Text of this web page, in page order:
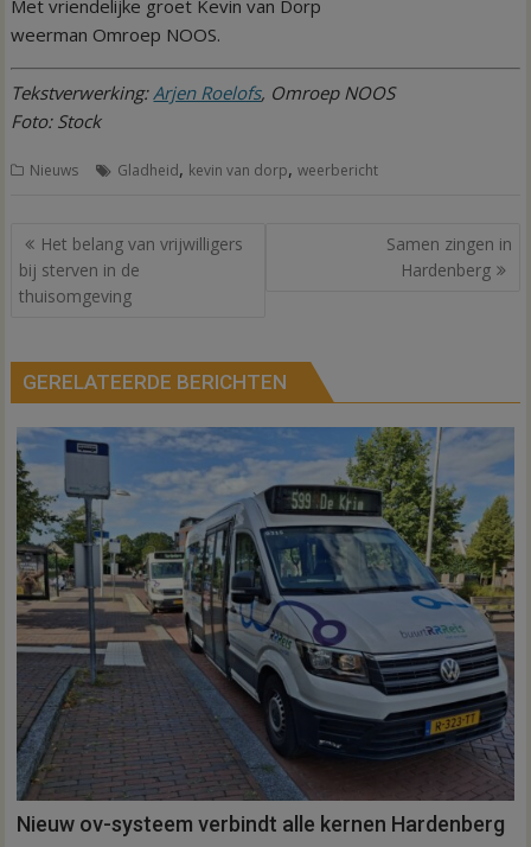
Met vriendelijke groet Kevin van Dorp
weerman Omroep NOOS.
Tekstverwerking:Arjen Roelofs, Omroep NOOS
Foto: Stock
Nieuws Gladheid, kevin van dorp,weerbericht
Bericht
navigatie
Het belang van vrijwilligers
bij sterven in de
thuisomgeving
Samen zingen in
Hardenberg
GERELATEERDE BERICHTEN
Nieuw ov-systeem verbindt alle kernen Hardenberg